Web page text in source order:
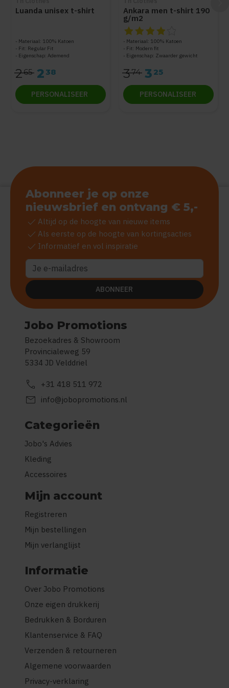
Luanda unisex t-shirt
Materiaal: 100% Katoen
Fit: Regular Fit
Eigenschap: Ademend
265 2 38
PERSONALISEER
Ankara men t-shirt 190
g/m2
De beoordeling van dit
Materiaal: 100% Katoen
Fit: Modern fit
Eigenschap: Zwaarder gewicht
374 3 25
PERSONALISEER
Jobo Promotions
Bezoekadres & Showroom
Provincialeweg 59
5334 JD Velddriel
call +31 418 511 972
mail info@jobopromotions.nl
Categorieën
Jobo's Advies
Kleding
Accessoires
Mijn account
Registreren
Mijn bestellingen
Mijn verlanglijst
Informatie
Over Jobo Promotions
Onze eigen drukkerij
Bedrukken & Borduren
Klantenservice & FAQ
Verzenden & retourneren
Algemene voorwaarden
Privacy-verklaring
Abonneer je op onze
nieuwsbrief en ontvang € 5,-
check Altijd op de hoogte van nieuwe items
check Als eerste op de hoogte van kortingsacties
check Informatief en vol inspiratie
ABONNEER